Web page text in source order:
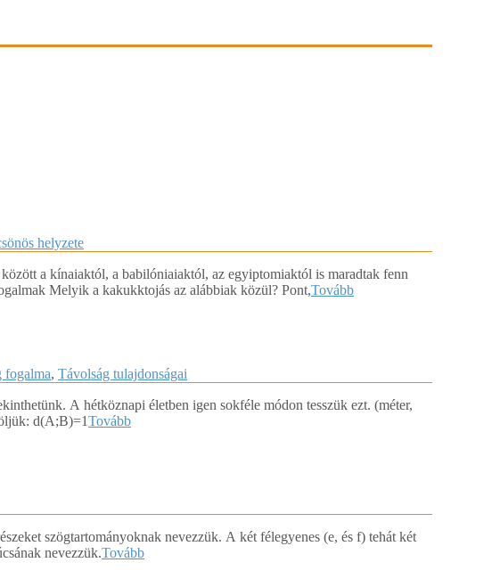
helyzete
a kínaiaktól, a babilóniaiaktól, az egyiptomiaktól is maradtak fenn
Melyik a kakukktojás az alábbiak közül? Pont,Tovább
fogalma, Távolság tulajdonságai
A hétköznapi életben igen sokféle módon tesszük ezt. (méter,
d(A;B)=1Tovább
szögtartományoknak nevezzük. A két félegyenes (e, és f) tehát két
nevezzük.Tovább